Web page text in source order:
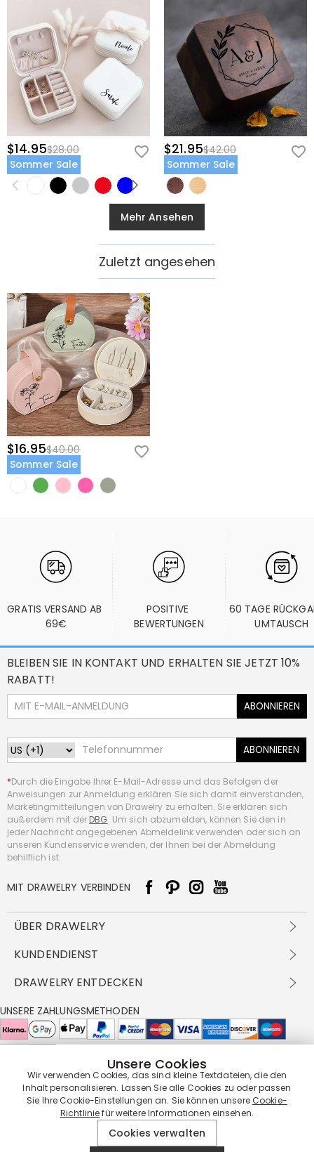
$14.95$28.00
Sommer Sale
$21.95$42.00
Sommer Sale
Mehr Ansehen
Zuletzt angesehen
$16.95$40.00
Sommer Sale
GRATIS VERSAND AB
69€
POSITIVE
BEWERTUNGEN
60 TAGE
UMTAUSCH
BLEIBEN SIE IN KONTAKT UND ERHALTEN SIE JETZT 10%
RABATT!
ABONNIEREN
ABONNIEREN
*Durch die Eingabe Ihrer E-Mail-Adresse und das Befolgen der
Anweisungen zur Anmeldung erklären Sie sich damit einverstanden,
Marketingmitteilungen von Drawelry zu erhalten. Sie erklären sich
außerdem mit der DBG. Um sich abzumelden, können Sie den in
jeder Nachricht angegebenen Abmeldelink verwenden oder sich an
unseren Kundenservice wenden, der Ihnen bei der Abmeldung
behilflich ist.
MIT DRAWELRY VERBINDEN
ÜBER DRAWELRY
Über Uns
DBG
FAQ
Cookie-Richtlinie
KUNDENDIENST
Versandbedingungen
Rückgabe & Umtausch
Pflegehinweis
DRAWELRY ENTDECKEN
Großhandelsangebot
Drawelry Prime
Bonusprogramm
UNSERE ZAHLUNGSMETHODEN
UNSERE LIEFERPARTNER
UNSERE SERVICEGARANTIE
Unsere Cookies
Wir verwenden Cookies, das sind kleine Textdateien, die den
Inhalt personalisieren. Lassen Sie alle Cookies zu oder passen
Sie Ihre Cookie-Einstellungen an. Sie können unsereCookie-
Richtliniefür weitere Informationen einsehen.
Cookies verwalten